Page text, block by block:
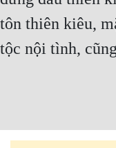
Kỳ Huyễn
Kỳ Ảo
Lịch Sử
tôn thiên kiêu,
tộc nội tình,